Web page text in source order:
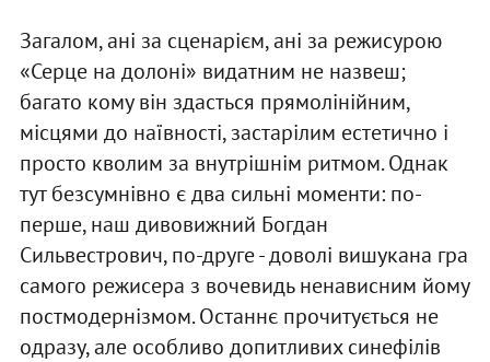
Загалом, ані за сценарієм, ані за режисурою
«Серце на долоні» видатним не назвеш;
багато кому він здасться прямолінійним,
місцями до наївності, застарілим естетично і
просто кволим за внутрішнім ритмом. Однак
тут безсумнівно є два сильні моменти: по-
перше, наш дивовижний Богдан
Сильвестрович, по-друге - доволі вишукана гра
самого режисера з вочевидь ненависним йому
постмодернізмом. Останнє прочитується не
одразу, але особливо допитливих синефілів